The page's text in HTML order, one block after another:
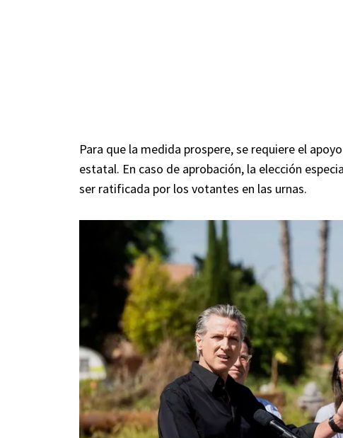
Para que la medida prospere, se requiere el
estatal. En caso de aprobación, la elección
ser ratificada por los votantes en las urnas.